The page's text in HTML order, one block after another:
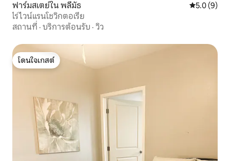
ฟาร์มสเตย์ใน พลีมัธ คะแนนเฉลี่
5.0 (9)
ไร่ไวน์แรนโชวิกตอเรีย
สถานที่ · บริการต้อนรับ · วิว
โดนใจเกสต์
โดนใจเกสต์